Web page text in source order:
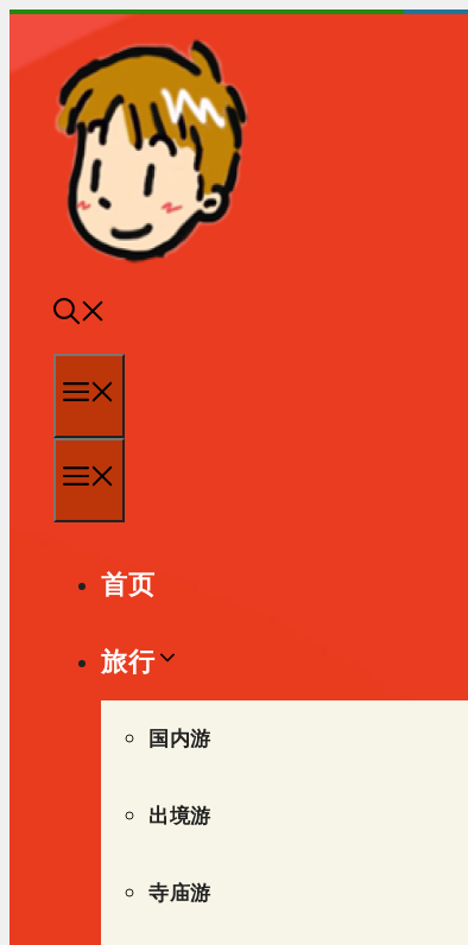
至
首页
旅行
国内游
出境游
寺庙游